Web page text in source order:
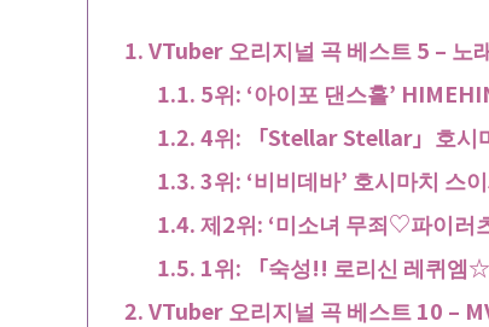
VTuber 오리지널 곡 베스트 5 – 노
5위: ‘아이포 댄스홀’
4위: 「Stellar Stellar」호시
3위: ‘비비데바’ 호시마치 스
제2위: ‘미소녀 무죄♡파이러
1위: 「숙성!! 로리신 레퀴엠
VTuber 오리지널 곡 베스트 10 –